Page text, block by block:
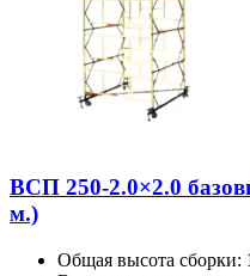
ВСП 250-2.0×2.0
м.)
Общая высота сборки: